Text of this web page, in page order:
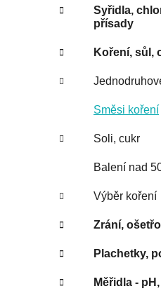
Syřidla,
přísady
Koření, sůl,
Směsi koření
Soli, cukr
Balení nad
Výběr koření
Zrání,
Plachetky,
Měřidla -